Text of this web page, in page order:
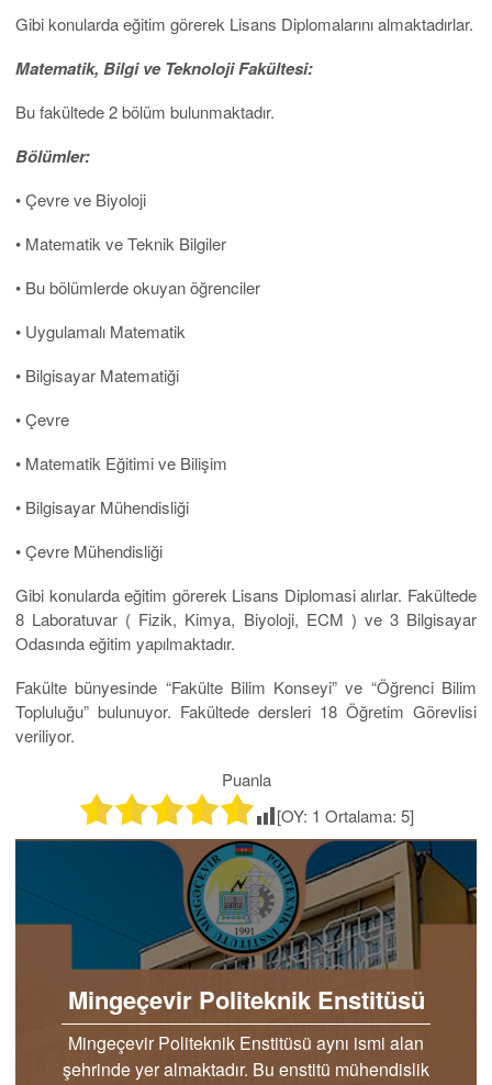
Gibi konularda eğitim görerek Lisans Diplomalarını almaktadırlar.
Matematik, Bilgi ve Teknoloji Fakültesi:
Bu fakültede 2 bölüm bulunmaktadır.
Bölümler:
• Çevre ve Biyoloji
• Matematik ve Teknik Bilgiler
• Bu bölümlerde okuyan öğrenciler
• Uygulamalı Matematik
• Bilgisayar Matematiği
• Çevre
• Matematik Eğitimi ve Bilişim
• Bilgisayar Mühendisliği
• Çevre Mühendisliği
Gibi konularda eğitim görerek Lisans Diplomasi alırlar. Fakültede
8 Laboratuvar ( Fizik, Kimya, Biyoloji, ECM ) ve 3 Bilgisayar
Odasında eğitim yapılmaktadır.
Fakülte bünyesinde “Fakülte Bilim Konseyi” ve “Öğrenci Bilim
Topluluğu” bulunuyor. Fakültede dersleri 18 Öğretim Görevlisi
veriliyor.
Puanla
[OY: 1 Ortalama: 5]
Mingeçevir Politeknik Enstitüsü
Mingeçevir Politeknik Enstitüsü aynı ismi alan
şehrinde yer almaktadır. Bu enstitü mühendislik